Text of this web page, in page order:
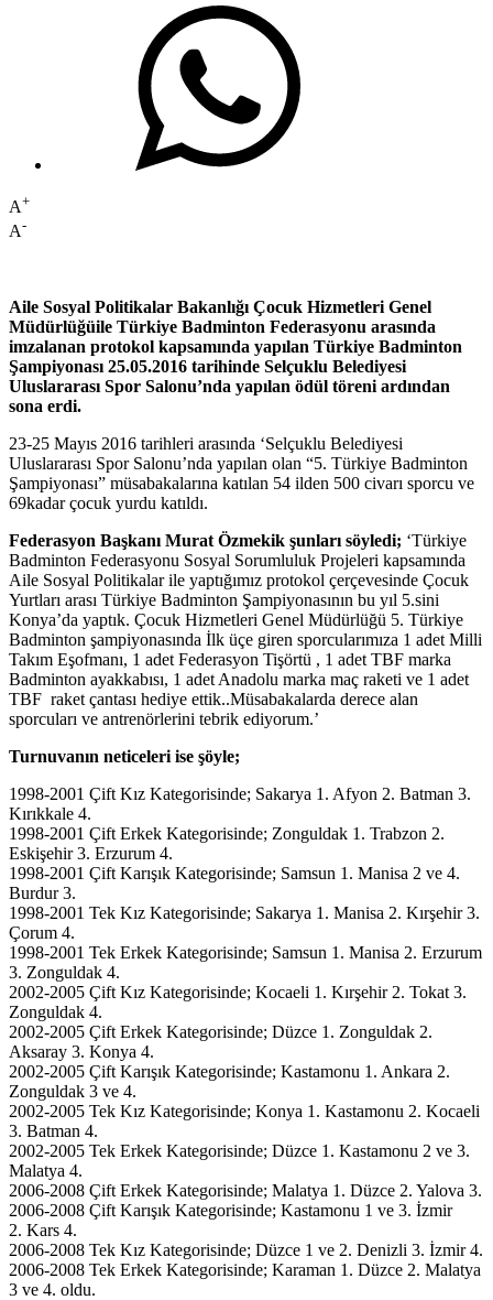
A+
A-
Aile Sosyal Politikalar Bakanlığı Çocuk Hizmetleri Genel
Müdürlüğüile Türkiye Badminton Federasyonu arasında
imzalanan protokol kapsamında yapılan Türkiye Badminton
Şampiyonası 25.05.2016 tarihinde Selçuklu Belediyesi
Uluslararası Spor Salonu’nda yapılan ödül töreni ardından
sona erdi.
23-25 Mayıs 2016 tarihleri arasında ‘Selçuklu Belediyesi
Uluslararası Spor Salonu’nda yapılan olan “5. Türkiye Badminton
Şampiyonası” müsabakalarına katılan 54 ilden 500 civarı sporcu ve
69kadar çocuk yurdu katıldı.
Federasyon Başkanı Murat Özmekik şunları söyledi; ‘Türkiye
Badminton Federasyonu Sosyal Sorumluluk Projeleri kapsamında
Aile Sosyal Politikalar ile yaptığımız protokol çerçevesinde Çocuk
Yurtları arası Türkiye Badminton Şampiyonasının bu yıl 5.sini
Konya’da yaptık. Çocuk Hizmetleri Genel Müdürlüğü 5. Türkiye
Badminton şampiyonasında İlk üçe giren sporcularımıza 1 adet Milli
Takım Eşofmanı, 1 adet Federasyon Tişörtü , 1 adet TBF marka
Badminton ayakkabısı, 1 adet Anadolu marka maç raketi ve 1 adet
TBF raket çantası hediye ettik..Müsabakalarda derece alan
sporcuları ve antrenörlerini tebrik ediyorum.’
Turnuvanın neticeleri ise şöyle;
1998-2001 Çift Kız Kategorisinde; Sakarya 1. Afyon 2. Batman 3.
Kırıkkale 4.
1998-2001 Çift Erkek Kategorisinde; Zonguldak 1. Trabzon 2.
Eskişehir 3. Erzurum 4.
1998-2001 Çift Karışık Kategorisinde; Samsun 1. Manisa 2 ve 4.
Burdur 3.
1998-2001 Tek Kız Kategorisinde; Sakarya 1. Manisa 2. Kırşehir 3.
Çorum 4.
1998-2001 Tek Erkek Kategorisinde; Samsun 1. Manisa 2. Erzurum
3. Zonguldak 4.
2002-2005 Çift Kız Kategorisinde; Kocaeli 1. Kırşehir 2. Tokat 3.
Zonguldak 4.
2002-2005 Çift Erkek Kategorisinde; Düzce 1. Zonguldak 2.
Aksaray 3. Konya 4.
2002-2005 Çift Karışık Kategorisinde; Kastamonu 1. Ankara 2.
Zonguldak 3 ve 4.
2002-2005 Tek Kız Kategorisinde; Konya 1. Kastamonu 2. Kocaeli
3. Batman 4.
2002-2005 Tek Erkek Kategorisinde; Düzce 1. Kastamonu 2 ve 3.
Malatya 4.
2006-2008 Çift Erkek Kategorisinde; Malatya 1. Düzce 2. Yalova 3.
2006-2008 Çift Karışık Kategorisinde; Kastamonu 1 ve 3. İzmir
2. Kars 4.
2006-2008 Tek Kız Kategorisinde; Düzce 1 ve 2. Denizli 3. İzmir 4.
2006-2008 Tek Erkek Kategorisinde; Karaman 1. Düzce 2. Malatya
3 ve 4. oldu.